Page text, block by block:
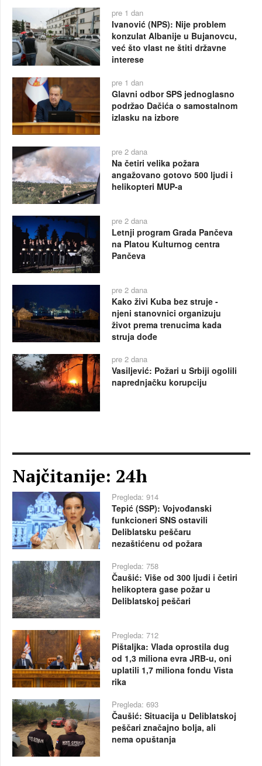
pre 1 dan
Ivanović (NPS): Nije problem
konzulat Albanije u Bujanovcu,
već što vlast ne štiti državne
interese
pre 1 dan
Glavni odbor SPS jednoglasno
podržao Dačića o samostalnom
izlasku na izbore
pre 2 dana
Na četiri velika požara
angažovano gotovo 500 ljudi i
helikopteri MUP-a
pre 2 dana
Letnji program Grada Pančeva
na Platou Kulturnog centra
Pančeva
pre 2 dana
Kako živi Kuba bez struje -
njeni stanovnici organizuju
život prema trenucima kada
struja dođe
pre 2 dana
Vasiljević: Požari u Srbiji ogolili
naprednjačku korupciju
Najčitanije: 24h
Pregleda: 914
Tepić (SSP): Vojvođanski
funkcioneri SNS ostavili
Deliblatsku peščaru
nezaštićenu od požara
Pregleda: 758
Čaušić: Više od 300 ljudi i četiri
helikoptera gase požar u
Deliblatskoj peščari
Pregleda: 712
Pištaljka: Vlada oprostila dug
od 1,3 miliona evra JRB-u, oni
uplatili 1,7 miliona fondu Vista
rika
Pregleda: 693
Čaušić: Situacija u Deliblatskoj
peščari značajno bolja, ali
nema opuštanja